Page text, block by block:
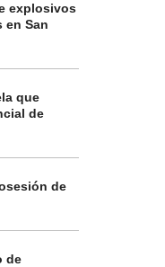
explosivos
en San
que
de
de
de